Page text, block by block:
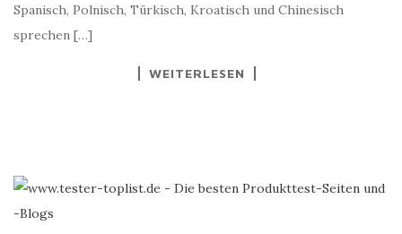
Spanisch, Polnisch, Türkisch, Kroatisch und Chinesisch
sprechen […]
WEITERLESEN